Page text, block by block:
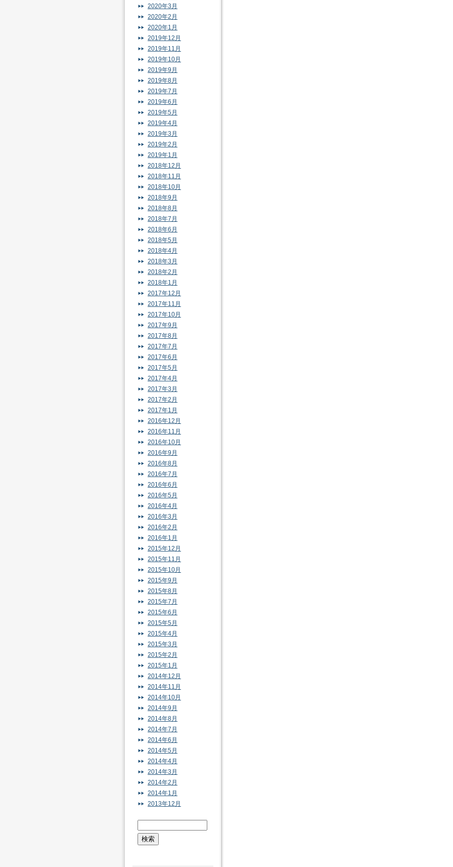
2020年3月
2020年2月
2020年1月
2019年12月
2019年11月
2019年10月
2019年9月
2019年8月
2019年7月
2019年6月
2019年5月
2019年4月
2019年3月
2019年2月
2019年1月
2018年12月
2018年11月
2018年10月
2018年9月
2018年8月
2018年7月
2018年6月
2018年5月
2018年4月
2018年3月
2018年2月
2018年1月
2017年12月
2017年11月
2017年10月
2017年9月
2017年8月
2017年7月
2017年6月
2017年5月
2017年4月
2017年3月
2017年2月
2017年1月
2016年12月
2016年11月
2016年10月
2016年9月
2016年8月
2016年7月
2016年6月
2016年5月
2016年4月
2016年3月
2016年2月
2016年1月
2015年12月
2015年11月
2015年10月
2015年9月
2015年8月
2015年7月
2015年6月
2015年5月
2015年4月
2015年3月
2015年2月
2015年1月
2014年12月
2014年11月
2014年10月
2014年9月
2014年8月
2014年7月
2014年6月
2014年5月
2014年4月
2014年3月
2014年2月
2014年1月
2013年12月